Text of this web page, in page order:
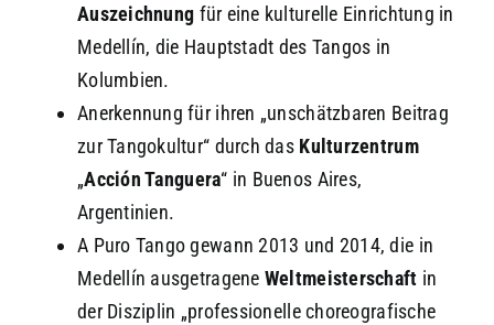
Auszeichnung für eine kulturelle Einrichtung in
Medellín, die Hauptstadt des Tangos in
Kolumbien.
Anerkennung für ihren „unschätzbaren Beitrag
zur Tangokultur“ durch das Kulturzentrum
„Acción Tanguera“ in Buenos Aires,
Argentinien.
A Puro Tango gewann 2013 und 2014, die in
Medellín ausgetragene Weltmeisterschaft in
der Disziplin „professionelle choreografische